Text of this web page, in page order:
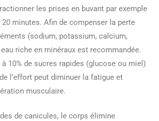
les prises en buvant par exemple
minutes. Afin de compenser la perte
(sodium, potassium, calcium,
riche en minéraux est recommandée.
10% de sucres rapides (glucose ou miel)
l’effort peut diminuer la fatigue et
musculaire.
de canicules, le corps élimine